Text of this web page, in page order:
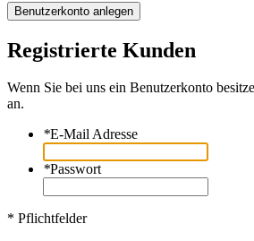
Benutzerkonto anlegen
Registrierte Kunden
Wenn Sie bei uns ein Benutzerkonto
an.
*E-Mail Adresse
*Passwort
* Pflichtfelder